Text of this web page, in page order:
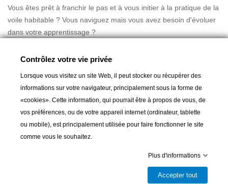
Vous êtes prêt à franchir le pas et à vous initier à la pratique de la
voile habitable ? Vous naviguez mais vous avez besoin d'évoluer
dans votre apprentissage ?
étapes essentielles.
d'un voilier, apprendre les noeuds indispensables, prendre la
météo, choisir son parcours et organiser sa navigation.
S'entraîner à faire ses premiers pas grâce aux différentes
manoeuvres au moteur et à la voile, aux règles de priorité entre
les bateaux et de sécurité de l'équipage.
du gennaker, les réglages en finesse, la navigation à l'estime
sans GPS, l'observation des effets météo, ou encore la navigation
Lire la suite
Contrôlez votre vie privée
Lorsque vous visitez un site Web, il peut stocker ou récupérer des
informations sur votre navigateur, principalement sous la forme de
«cookies». Cette information, qui pourrait être à propos de vous, de
vos préférences, ou de votre appareil internet (ordinateur, tablette
ou mobile), est principalement utilisée pour faire fonctionner le site
comme vous le souhaitez.
Plus d'informations
Accepter tout